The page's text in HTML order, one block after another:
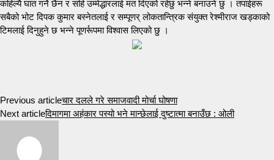
कहिल्यै घात गर्ने छैन र सहि उम्मेद्धारलाई मत दिएको रहेछु भन्ने बनाउने छु । तपाईहरू
सबैको भोट दिपक कुमार बस्नेतलाई र सम्पूणर् लोकतान्त्रिक संयुक्त रेश्मीराज खड्काको
टिमलाई दिनुहुने छ भन्ने पूणर्रूपमा विश्वास लिएको छु ।
Previous articleचार दलले गरे समाजवादी मोर्चा घोषणा
Next articleदिमागमा अहंकार पस्यो भने मान्छेलाई दुष्टात्मा बनाउँछ : ओली